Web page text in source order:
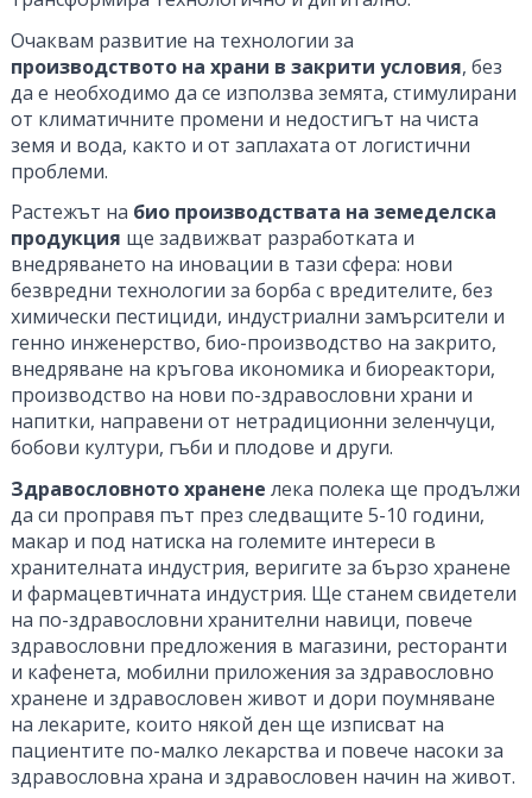
Очаквам развитие на технологии за
производството на храни в закрити условия, без
да е необходимо да се използва земята, стимулирани
от климатичните промени и недостигът на чиста
земя и вода, както и от заплахата от логистични
проблеми.
Растежът на био производствата на земеделска
продукция ще задвижват разработката и
внедряването на иновации в тази сфера: нови
безвредни технологии за борба с вредителите, без
химически пестициди, индустриални замърсители и
генно инженерство, био-производство на закрито,
внедряване на кръгова икономика и биореактори,
производство на нови по-здравословни храни и
напитки, направени от нетрадиционни зеленчуци,
бобови култури, гъби и плодове и други.
Здравословното хранене лека полека ще продължи
да си проправя път през следващите 5-10 години,
макар и под натиска на големите интереси в
хранителната индустрия, веригите за бързо хранене
и фармацевтичната индустрия. Ще станем свидетели
на по-здравословни хранителни навици, повече
здравословни предложения в магазини, ресторанти
и кафенета, мобилни приложения за здравословно
хранене и здравословен живот и дори поумняване
на лекарите, които някой ден ще изписват на
пациентите по-малко лекарства и повече насоки за
здравословна храна и здравословен начин на живот.